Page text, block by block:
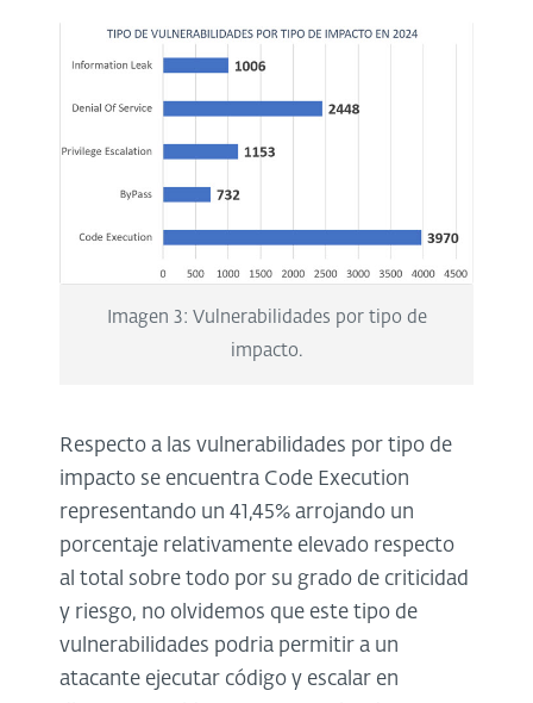
Imagen 3: Vulnerabilidades por tipo de
impacto.
Respecto a las vulnerabilidades por tipo de
impacto se encuentra Code Execution
representando un 41,45% arrojando un
porcentaje relativamente elevado respecto
al total sobre todo por su grado de criticidad
y riesgo, no olvidemos que este tipo de
vulnerabilidades podria permitir a un
atacante ejecutar código y escalar en